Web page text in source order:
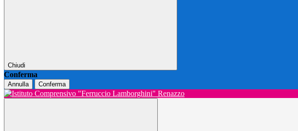
Chiudi
Conferma
Annulla Conferma